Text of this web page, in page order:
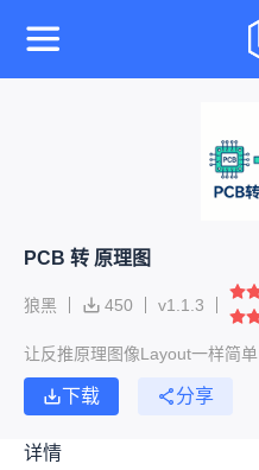
PCB 转 原理图
狼黑 450 v1.1.3
让反推原理图像Layout一样简单
下载 分享
详情